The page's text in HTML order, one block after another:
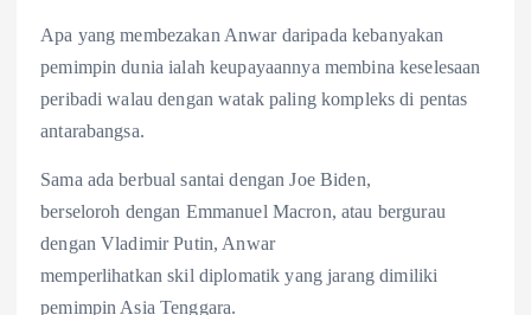
Apa yang membezakan Anwar daripada kebanyakan
pemimpin dunia ialah keupayaannya membina keselesaan
peribadi walau dengan watak paling kompleks di pentas
antarabangsa.
Sama ada berbual santai dengan Joe Biden,
berseloroh dengan Emmanuel Macron, atau bergurau
dengan Vladimir Putin, Anwar
memperlihatkan skil diplomatik yang jarang dimiliki
pemimpin Asia Tenggara.